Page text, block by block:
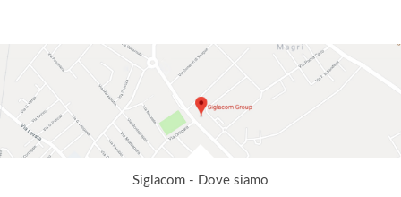
Siglacom - Dove siamo